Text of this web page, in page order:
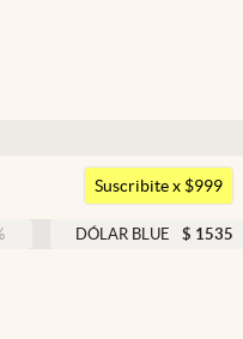
Argentina
Suscribite x $999
DÓLAR BLUE $ 1535 0.66